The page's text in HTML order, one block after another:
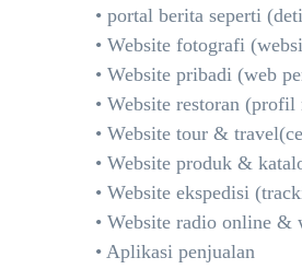
• portal berita seperti
• Website fotografi
• Website pribadi (web
• Website restoran
• Website tour &
• Website produk &
• Website ekspedisi
• Website radio online &
• Aplikasi penjualan